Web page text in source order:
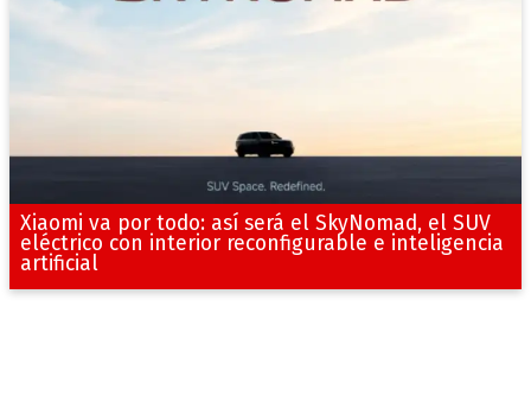
Xiaomi va por todo: así será el SkyNomad, el SUV
eléctrico con interior reconfigurable e inteligencia
artificial